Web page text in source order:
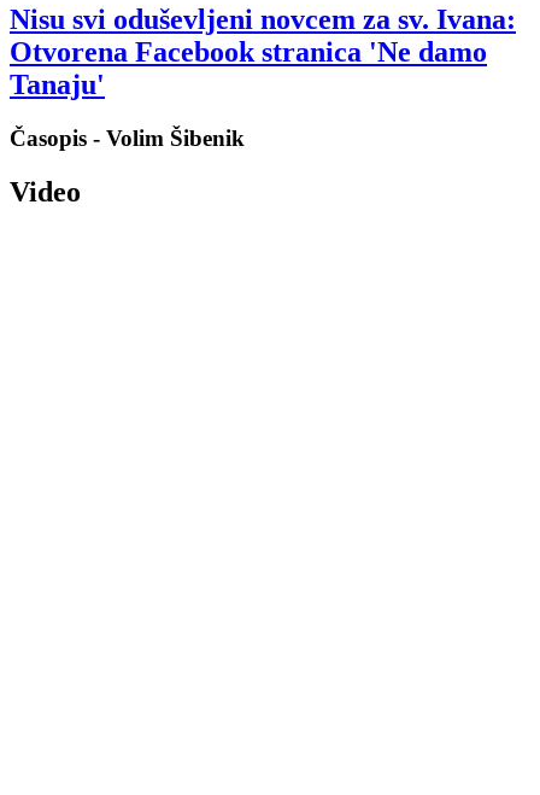
Nisu svi oduševljeni novcem za sv. Ivana:
Otvorena Facebook stranica 'Ne damo
Tanaju'
Časopis - Volim Šibenik
Video